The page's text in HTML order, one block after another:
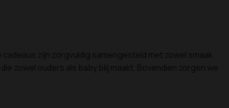
zijn zorgvuldig samengesteld met zowel smaak
zowel ouders als baby blij maakt. Bovendien zorgen we